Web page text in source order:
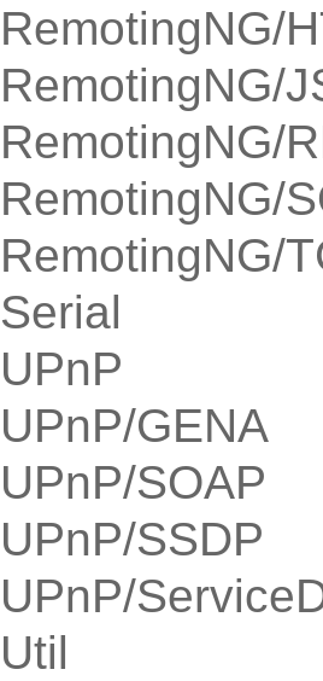
RemotingNG/
RemotingNG/
RemotingNG/
RemotingNG/
RemotingNG/
Serial
UPnP
UPnP/GENA
UPnP/SOAP
UPnP/SSDP
UPnP/
Util